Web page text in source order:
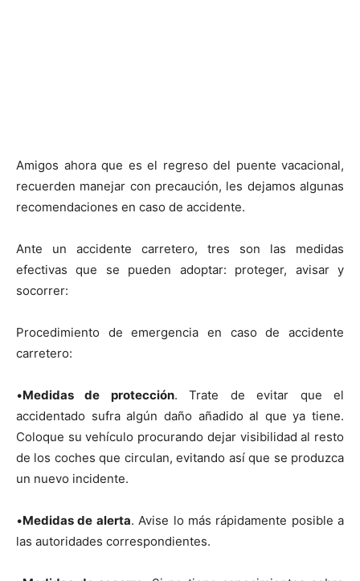
Amigos ahora que es el regreso del puente vacacional,
recuerden manejar con precaución, les dejamos algunas
recomendaciones en caso de accidente.
Ante un accidente carretero, tres son las medidas
efectivas que se pueden adoptar: proteger, avisar y
socorrer:
Procedimiento de emergencia en caso de accidente
carretero:
•Medidas de protección. Trate de evitar que el
accidentado sufra algún daño añadido al que ya tiene.
Coloque su vehículo procurando dejar visibilidad al resto
de los coches que circulan, evitando así que se produzca
un nuevo incidente.
•Medidas de alerta. Avise lo más rápidamente posible a
las autoridades correspondientes.